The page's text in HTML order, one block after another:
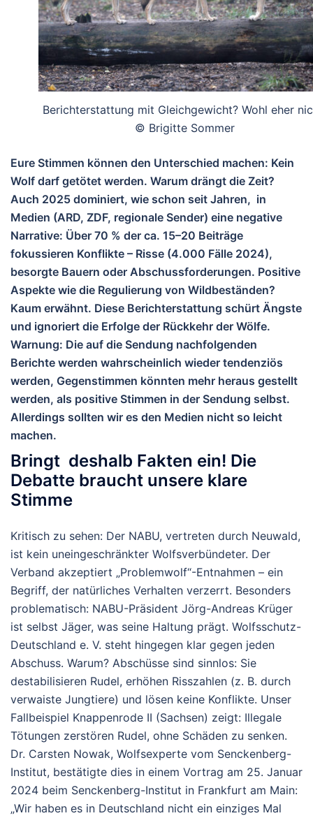
Berichterstattung mit Gleichgewicht? Wohl eher
© Brigitte Sommer
Eure Stimmen können den Unterschied machen: Kein
Wolf darf getötet werden. Warum drängt die Zeit?
Auch 2025 dominiert, wie schon seit Jahren, in
Medien (ARD, ZDF, regionale Sender) eine negative
Narrative: Über 70 % der ca. 15–20 Beiträge
fokussieren Konflikte – Risse (4.000 Fälle 2024),
besorgte Bauern oder Abschussforderungen. Positive
Aspekte wie die Regulierung von Wildbeständen?
Kaum erwähnt. Diese Berichterstattung schürt Ängste
und ignoriert die Erfolge der Rückkehr der Wölfe.
Warnung: Die auf die Sendung nachfolgenden
Berichte werden wahrscheinlich wieder tendenziös
werden, Gegenstimmen könnten mehr heraus gestellt
werden, als positive Stimmen in der Sendung selbst.
Allerdings sollten wir es den Medien nicht so leicht
machen.
Bringt deshalb Fakten ein! Die
Debatte braucht unsere klare
Stimme
Kritisch zu sehen: Der NABU, vertreten durch Neuwald,
ist kein uneingeschränkter Wolfsverbündeter. Der
Verband akzeptiert „Problemwolf“-Entnahmen – ein
Begriff, der natürliches Verhalten verzerrt. Besonders
problematisch: NABU-Präsident Jörg-Andreas Krüger
ist selbst Jäger, was seine Haltung prägt. Wolfsschutz-
Deutschland e. V. steht hingegen klar gegen jeden
Abschuss. Warum? Abschüsse sind sinnlos: Sie
destabilisieren Rudel, erhöhen Risszahlen (z. B. durch
verwaiste Jungtiere) und lösen keine Konflikte. Unser
Fallbeispiel Knappenrode II (Sachsen) zeigt: Illegale
Tötungen zerstören Rudel, ohne Schäden zu senken.
Dr. Carsten Nowak, Wolfsexperte vom Senckenberg-
Institut, bestätigte dies in einem Vortrag am 25. Januar
2024 beim Senckenberg-Institut in Frankfurt am Main:
„Wir haben es in Deutschland nicht ein einziges Mal